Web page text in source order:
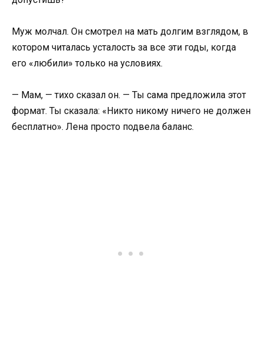
Муж молчал. Он смотрел на мать долгим взглядом, в
котором читалась усталость за все эти годы, когда
его «любили» только на условиях.
— Мам, — тихо сказал он. — Ты сама предложила этот
формат. Ты сказала: «Никто никому ничего не должен
бесплатно». Лена просто подвела баланс.